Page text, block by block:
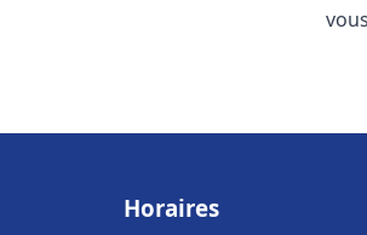
Horaires